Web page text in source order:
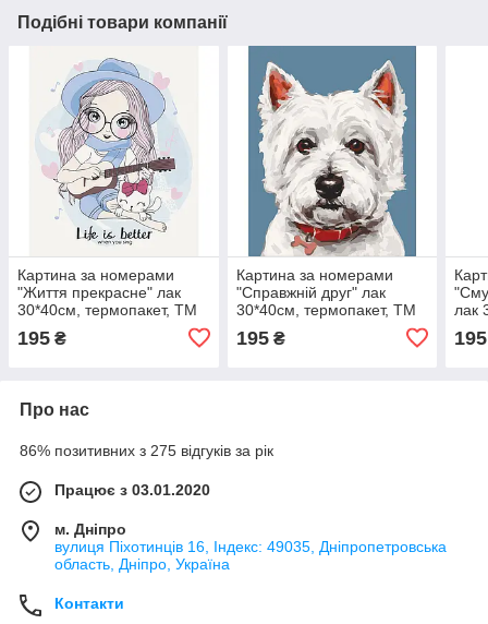
Подібні товари компанії
Картина за номерами
"Життя прекрасне" лак
30*40см, термопакет, ТМ
195 ₴
Картина за номерами
"Справжній друг" лак
30*40см, термопакет, ТМ
195₴
лак
195
Про нас
86% позитивних з 275 відгуків за рік
Працює з 03.01.2020
м. Дніпро
вулиця Піхотинців 16, Індекс: 49035, Дніпропетровська
область, Дніпро, Україна
Контакти